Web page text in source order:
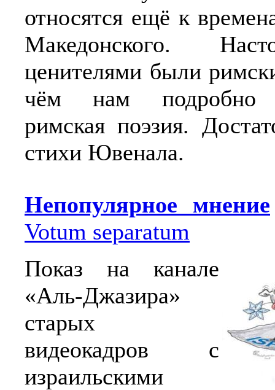
относятся ещё к
Македонского.
ценителями были
чём нам подробно
римская поэзия.
стихи Ювенала.
Непопулярное мнение
Votum separatum
Показ на канале
«Аль-Джазира»
старых
видеокадров с
израильскими